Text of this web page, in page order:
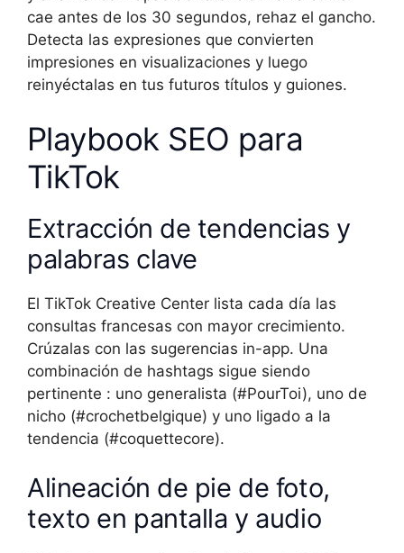
cae antes de los 30 segundos, rehaz el gancho.
Detecta las expresiones que convierten
impresiones en visualizaciones y luego
reinyéctalas en tus futuros títulos y guiones.
Playbook SEO para
TikTok
Extracción de tendencias y
palabras clave
El TikTok Creative Center lista cada día las
consultas francesas con mayor crecimiento.
Crúzalas con las sugerencias in-app. Una
combinación de hashtags sigue siendo
pertinente : uno generalista (#PourToi), uno de
nicho (#crochetbelgique) y uno ligado a la
tendencia (#coquettecore).
Alineación de pie de foto,
texto en pantalla y audio